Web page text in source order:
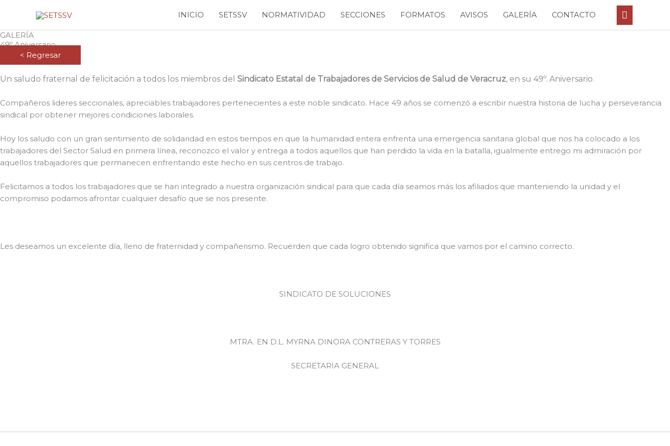
contenido
INICIO SETSSV NORMATIVIDAD SECCIONES FORMATOS AVISOS GALERÍA CONTACTO Buscar
GALERÍA
49º Aniversario
< Regresar
Un saludo fraternal de felicitación a todos los miembros del Sindicato Estatal de Trabajadores de Servicios de Salud de Veracruz, en su 49º. Aniversario.
Compañeros lideres seccionales, apreciables trabajadores pertenecientes a este noble sindicato. Hace 49 años se comenzó a escribir nuestra historia de lucha y perseverancia
sindical por obtener mejores condiciones laborales.
Hoy los saludo con un gran sentimiento de solidaridad en estos tiempos en que la humanidad entera enfrenta una emergencia sanitaria global que nos ha colocado a los
trabajadores del Sector Salud en primera línea, reconozco el valor y entrega a todos aquellos que han perdido la vida en la batalla, igualmente entrego mi admiración por
aquellos trabajadores que permanecen enfrentando este hecho en sus centros de trabajo.
Felicitamos a todos los trabajadores que se han integrado a nuestra organización sindical para que cada día seamos más los afiliados que manteniendo la unidad y el
compromiso podamos afrontar cualquier desafío que se nos presente.
Les deseamos un excelente día, lleno de fraternidad y compañerismo. Recuerden que cada logro obtenido significa que vamos por el camino correcto.
SINDICATO DE SOLUCIONES
MTRA. EN D.L. MYRNA DINORA CONTRERAS Y TORRES
SECRETARIA GENERAL